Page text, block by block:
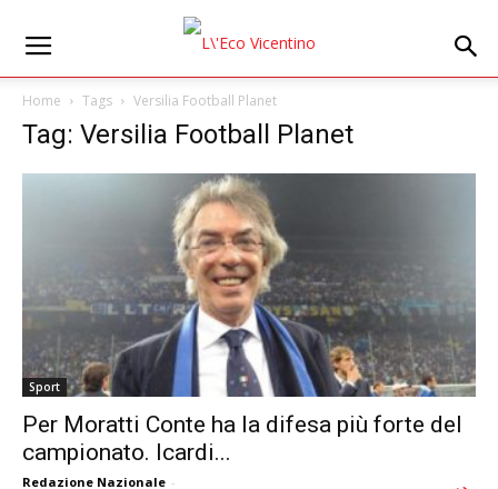
Home Tags Versilia Football Planet
Tag: Versilia Football Planet
Sport
Per Moratti Conte ha la difesa più forte del
campionato. Icardi...
Redazione Nazionale -